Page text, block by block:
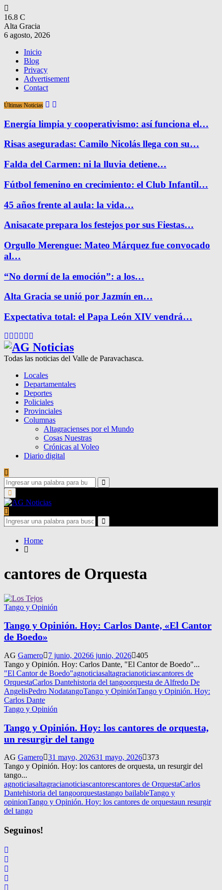
16.8 C
Alta Gracia
6 agosto, 2026
Inicio
Blog
Privacy
Advertisement
Contact
Últimas Noticias
Energía limpia y cooperativismo: así funciona el…
Risas aseguradas: Camilo Nicolás llega con su…
Falda del Carmen: ni la lluvia detiene…
Fútbol femenino en crecimiento: el Club Infantil…
45 años frente al aula: la vida…
Anisacate prepara los festejos por sus Fiestas…
Orgullo Merengue: Mateo Márquez fue convocado
al…
“No dormí de la emoción”: a los…
Alta Gracia se unió por Jazmín en…
Expectativa total: el Papa León XIV vendrá…
Facebook
Twitter
Instagram
Pinterest
Google
Todas las noticias del Valle de Paravachasca.
Locales
Departamentales
Deportes
Policiales
Provinciales
Columnas
Altagracienses por el Mundo
Cosas Nuestras
Crónicas al Voleo
Diario digital
Search
for:
Search
Primary
Menu
Search
for:
Search
Home
cantores de Orquesta
Tango y Opinión
Tango y Opinión. Hoy: Carlos Dante, «El Cantor
de Boedo»
AG Gamero 7 junio, 20266 junio, 2026 405
Tango y Opinión. Hoy: Carlos Dante, "El Cantor de Boedo"...
"El Cantor de Boedo"agnoticiasaltagracianoticiascantores de
OrquestaCarlos Dantehistoria del tangoorquesta de Alfredo De
AngelisPedro NodatangoTango y OpiniónTango y Opinión. Hoy:
Carlos Dante
Tango y Opinión
Tango y Opinión. Hoy: los cantores de orquesta,
un resurgir del tango
AG Gamero 31 mayo, 202631 mayo, 2026 373
Tango y Opinión. Hoy: los cantores de orquesta, un resurgir del
tango...
agnoticiasaltagracianoticiascantorescantores de OrquestaCarlos
Dantehistoria del tangoorquestastango bailableTango y
opinionTango y Opinión. Hoy: los cantores de orquestaun resurgir
del tango
Seguinos!